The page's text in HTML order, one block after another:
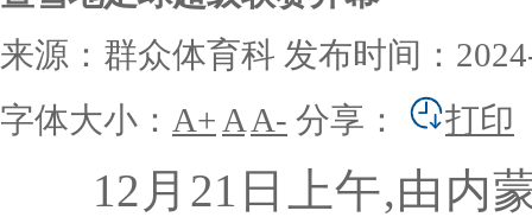
来源：群众体育科 发布时间：
字体大小： A+ A A- 分享： 打印
12月21日上午,由内蒙